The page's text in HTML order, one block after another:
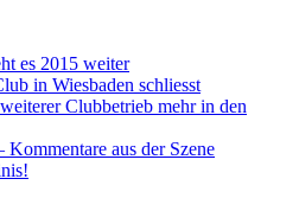
es 2015 weiter
in Wiesbaden schliesst
Clubbetrieb mehr in den
aus der Szene